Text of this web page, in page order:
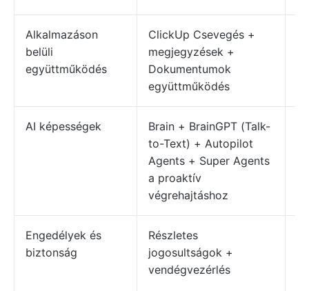
Alkalmazáson
belüli
együttműködés
ClickUp Csevegés +
megjegyzések +
Dokumentumok
együttműködés
AI képességek
Brain + BrainGPT (Talk-
to-Text) + Autopilot
Agents + Super Agents
a proaktív
végrehajtáshoz
Engedélyek és
biztonság
Részletes
jogosultságok +
vendégvezérlés